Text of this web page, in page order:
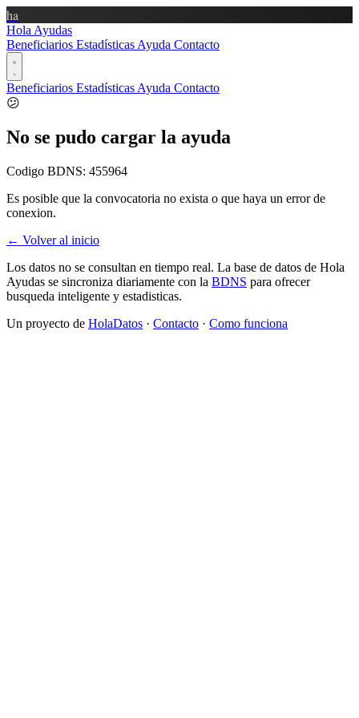
ha
Hola Ayudas
Beneficiarios Estadísticas Ayuda Contacto
Beneficiarios Estadísticas Ayuda Contacto
😕
No se pudo cargar la ayuda
Codigo BDNS: 455964
Es posible que la convocatoria no exista o que haya un error de
conexion.
← Volver al inicio
Los datos no se consultan en tiempo real. La base de datos de Hola
Ayudas se sincroniza diariamente con la BDNS para ofrecer
busqueda inteligente y estadisticas.
Un proyecto de HolaDatos · Contacto · Como funciona